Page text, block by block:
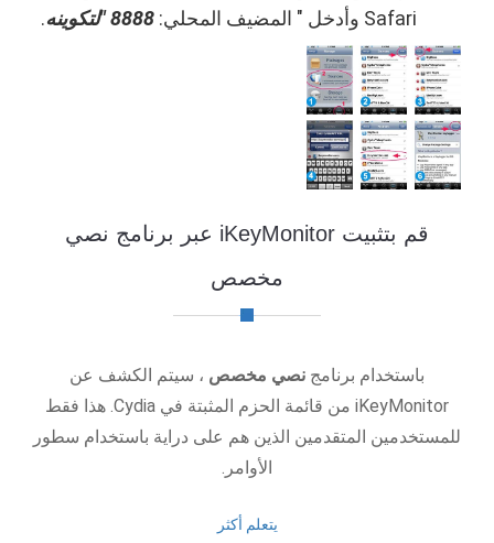
Safari وأدخل " المضيف المحلي:
8888 "لتكوينه .
قم بتثبيت iKeyMonitor عبر برنامج نصي
مخصص
باستخدام برنامج نصي مخصص ، سيتم الكشف عن
iKeyMonitor من قائمة الحزم المثبتة في Cydia. هذا فقط
للمستخدمين المتقدمين الذين هم على دراية باستخدام سطور
الأوامر.
يتعلم أكثر